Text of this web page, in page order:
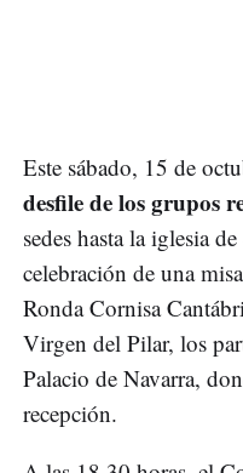
Este sábado, 15 de
desfile de los grupos
sedes hasta la iglesia
celebración de una
Ronda Cornisa
Virgen del Pilar, los
Palacio de Navarra,
recepción.